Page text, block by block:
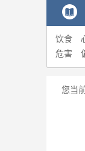
饮食
危害
您当